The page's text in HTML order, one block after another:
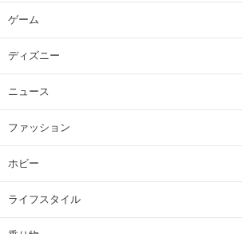
ゲーム
ディズニー
ニュース
ファッション
ホビー
ライフスタイル